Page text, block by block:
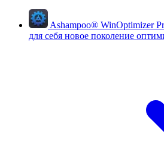
Ashampoo® WinOptimizer
для себя новое поколение